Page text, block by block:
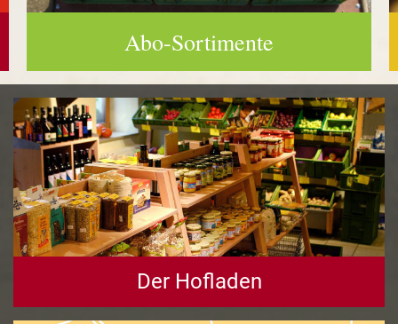
Abo-Sortimente
Der Hofladen